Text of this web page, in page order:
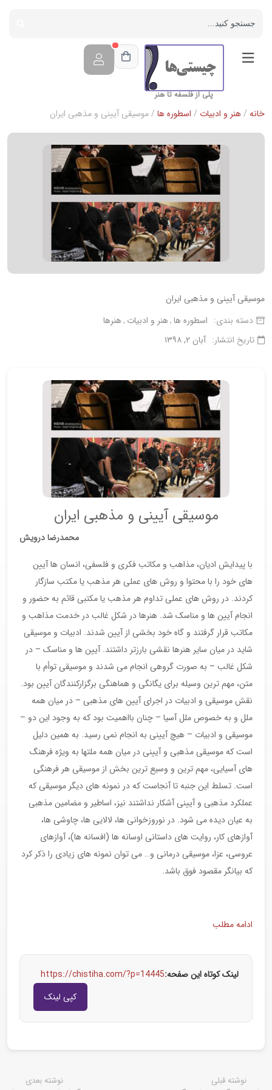
پلی از فلسفه تا هنر
خانه /هنر و ادبیات / اسطوره ها / موسیقی آیینی و مذهبی ایران
موسیقی آیینی و مذهبی ایران
دسته بندی: اسطوره ها هنر و ادبیات هنرها
تاریخ انتشار: آبان ۲, ۱۳۹۸
موسیقی آیینی و مذهبی ایران
محمدرضا درویش
با پیدایش ادیان، مذاهب و مکاتب فکری و فلسفی، انسان ها آیین
های خود را با محتوا و روش های عملی هر مذهب یا مکتب سازگار
کردند. در روش های عملی تداوم هر مذهب یا مکتبی قائم به حضور و
انجام آیین ها و مناسک شد. هنرها در شکل غالب در خدمت مذاهب و
مکاتب قرار گرفتند و گاه خود بخشی از آیین شدند. ادبیات و موسیقی
شاید در میان سایر هنرها نقشی بارزتر داشتند. آیین ها و مناسک – در
شکل غالب – به صورت گروهی انجام می شدند و موسیقی توأم با
متن، مهم ترین وسیله برای یگانگی و هماهنگی برگزارکنندگان آیین بود.
نقش موسیقی و ادبیات در اجرای آیین های مذهبی – در میان همه
ملل و به خصوص ملل آسیا – چنان بااهمیت بود که به وجود این دو –
موسیقی و ادبیات – هیچ آیینی به انجام نمی رسید. به همین دلیل
است که موسیقی مذهبی و آیینی در میان همه ملتها به ویژه فرهنگ
های آسیایی، مهم ترین و وسیع ترین بخش از موسیقی هر فرهنگی
است. تسلط این جنبه تا آنجاست که در نمونه های دیگر موسیقی که
عملکرد مذهبی و آیینی آشکار نداشتند نیز، اساطیر و مضامین مذهبی
به عیان دیده می شود. در نوروزخوانی ها، لالایی ها، چاوشی ها،
آوازهای کار، روایت های داستانی اوسانه ها (افسانه ها)، آوازهای
عروسی، عزا، موسیقی درمانی و… می توان نمونه های زیادی را ذکر کرد
که بیانگر مقصود فوق باشد.
ادامه مطلب
لینک کوتاه این صفحه:https://chistiha.com/?p=14445
کپی لینک
نوشته قبلی نوشته بعدی